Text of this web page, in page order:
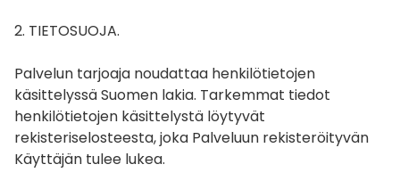
2. TIETOSUOJA.
Palvelun tarjoaja noudattaa henkilötietojen
käsittelyssä Suomen lakia. Tarkemmat tiedot
henkilötietojen käsittelystä löytyvät
rekisteriselosteesta, joka Palveluun rekisteröityvän
Käyttäjän tulee lukea.